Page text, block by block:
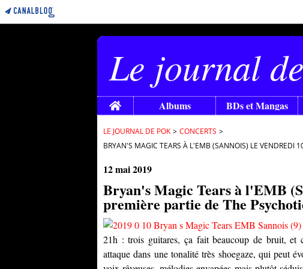
Le journal
Home Albums BDs et Mangas
LE JOURNAL DE POK > CONCERTS >
BRYAN'S MAGIC TEARS À L'EMB (SANNOIS) LE VENDREDI
12 mai 2019
Bryan's Magic Tears à l'EMB
première partie de The
21h : trois guitares, ça fait beaucoup de bruit, et
attaque dans une tonalité très shoegaze, qui peut